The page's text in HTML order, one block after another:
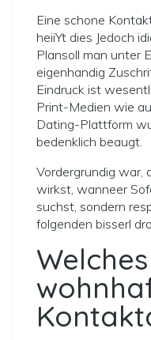
Eine schone
heiiYt dies Jedoch
Plansoll man unter
eigenhandig
Eindruck ist
Print-Medien wie
Dating-Plattform
bedenklich beaugt.
Vordergrundig war,
wirkst, wanneer
suchst, sondern
folgenden bisserl